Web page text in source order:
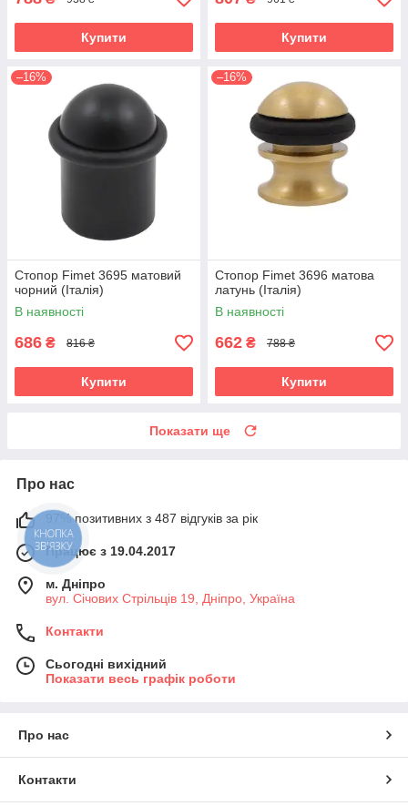
Купити Купити
–16%
Стопор Fimet 3695 матовий
чорний (Італія)
В наявності
686 ₴ 816 ₴
Купити
–16%
Стопор Fimet 3696 матова
латунь (Італія)
В наявності
662 ₴ 788 ₴
Купити
Показати ще
Про нас
97% позитивних з 487 відгуків за рік
Працює з 19.04.2017
м. Дніпро
вул. Січових Стрільців 19, Дніпро, Україна
Контакти
Сьогодні вихідний
Показати весь графік роботи
Про нас
Контакти
КНОПКА
ЗВ'ЯЗКУ